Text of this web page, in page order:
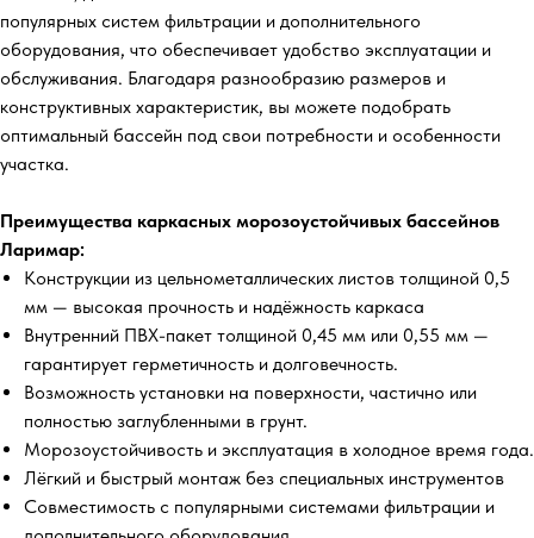
популярных систем фильтрации и дополнительного
оборудования, что обеспечивает удобство эксплуатации и
обслуживания. Благодаря разнообразию размеров и
конструктивных характеристик, вы можете подобрать
оптимальный бассейн под свои потребности и особенности
участка.
Преимущества каркасных морозоустойчивых бассейнов
Ларимар:
Конструкции из цельнометаллических листов толщиной 0,5
мм — высокая прочность и надёжность каркаса
Внутренний ПВХ-пакет толщиной 0,45 мм или 0,55 мм —
гарантирует герметичность и долговечность.
Возможность установки на поверхности, частично или
полностью заглубленными в грунт.
Морозоустойчивость и эксплуатация в холодное время года.
Лёгкий и быстрый монтаж без специальных инструментов
Совместимость с популярными системами фильтрации и